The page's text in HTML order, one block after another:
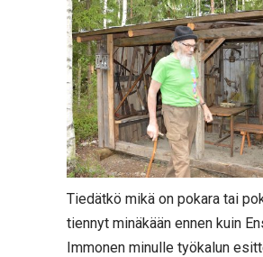
Tiedätkö mikä on pokara tai
tiennyt minäkään ennen kuin
Immonen minulle työkalun